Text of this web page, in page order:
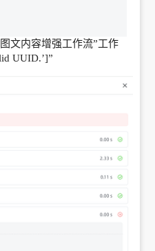
文内容增强工作流”工作
UUID.’]”